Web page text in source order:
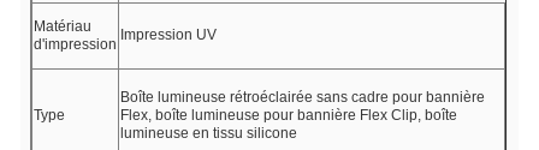
Matériau
d'impression
Impression UV
Type
Boîte lumineuse rétroéclairée sans cadre pour bannière
Flex, boîte lumineuse pour bannière Flex Clip, boîte
lumineuse en tissu silicone